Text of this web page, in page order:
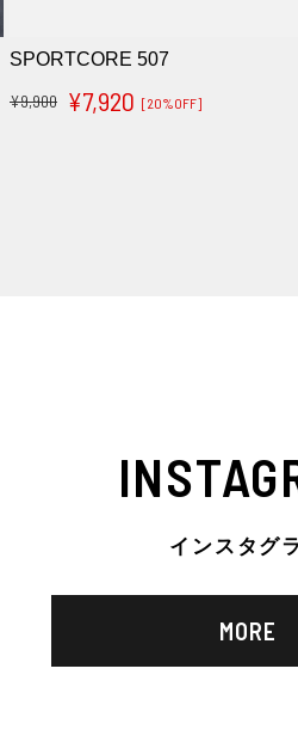
SPORTCORE 507
¥9,900 ¥7,920 [20%OFF]
インスタグ
MORE